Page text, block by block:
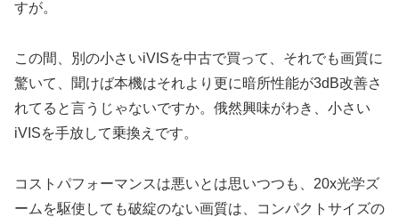
すが。
この間、別の小さいiVISを中古で買って、それでも画質に
驚いて、聞けば本機はそれより更に暗所性能が3dB改善さ
れてると言うじゃないですか。俄然興味がわき、小さい
iVISを手放して乗換えです。
コストパフォーマンスは悪いとは思いつつも、20x光学ズ
ームを駆使しても破綻のない画質は、コンパクトサイズの